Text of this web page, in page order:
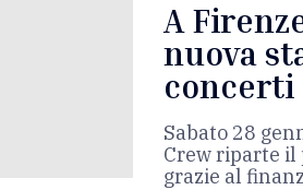
A
nuova
concerti
Sabato 28
Crew riparte il
grazie al